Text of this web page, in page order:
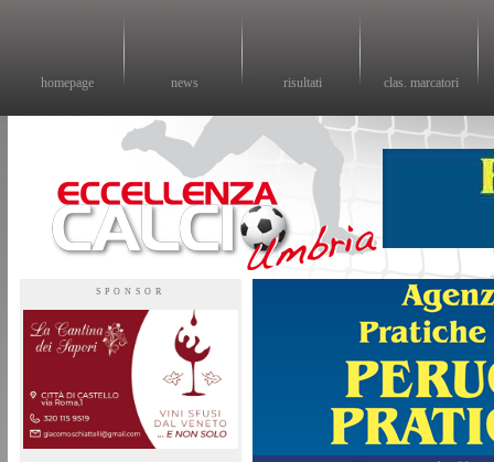
homepage news risultati clas. marcatori
SPONSOR